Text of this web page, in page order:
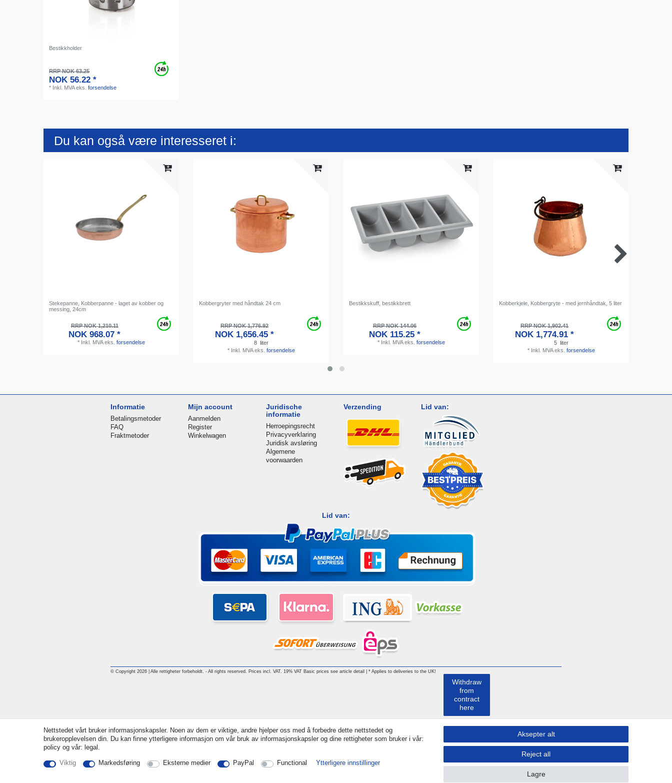
Bestikkholder
RRP NOK 63.25
NOK 56.22 *
* Inkl. MVAeks.forsendelse
Du kan også være interesseret i:
Stekepanne, Kobberpanne - laget av kobber og
messing, 24cm
RRP NOK 1,210.11
NOK 968.07 *
* Inkl. MVAeks. forsendelse
Kobbergryter med håndtak 24 cm
RRP NOK 1,776.92
NOK 1,656.45 *
8
liter
* Inkl. MVAeks. forsendelse
Bestikkskuff, bestikkbrett
RRP NOK 144.06
NOK 115.25 *
* Inkl. MVAeks. forsendelse
Kobberkjele, Kobbergryte - med jernhåndtak, 5 liter
RRP NOK 1,902.41
NOK 1,774.91 *
5
liter
* Inkl. MVAeks. forsendelse
Informatie
Betalingsmetoder
FAQ
Fraktmetoder
Mijn account
Aanmelden
Register
Winkelwagen
Juridische
informatie
Herroepingsrecht
Privacyverklaring
Juridisk avsløring
Algemene
voorwaarden
Verzending Lid van:
Lid van:
© Copyright 2026 | Alle rettigheter forbeholdt. - All rights reserved. Prices incl. VAT. 19% VAT Basic prices see article detail | * Applies to deliveries to the UK!
Nettstedet vårt bruker informasjonskapsler. Noen av dem er viktige, andre hjelper oss med å forbedre dette nettstedet og
brukeropplevelsen din. Du kan finne ytterligere informasjon om vår bruk av informasjonskapsler og dine rettigheter som bruker i vår:
policy og vår: legal.
Viktig Markedsføring Eksterne medier PayPal Functional Ytterligere innstillinger
Aksepter alt
Reject all
Lagre
Withdraw
from
contract
here